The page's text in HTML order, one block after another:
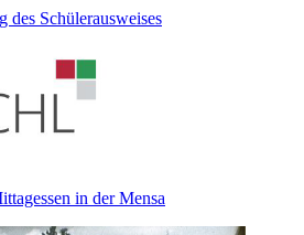
des Schülerausweises
in der Mensa